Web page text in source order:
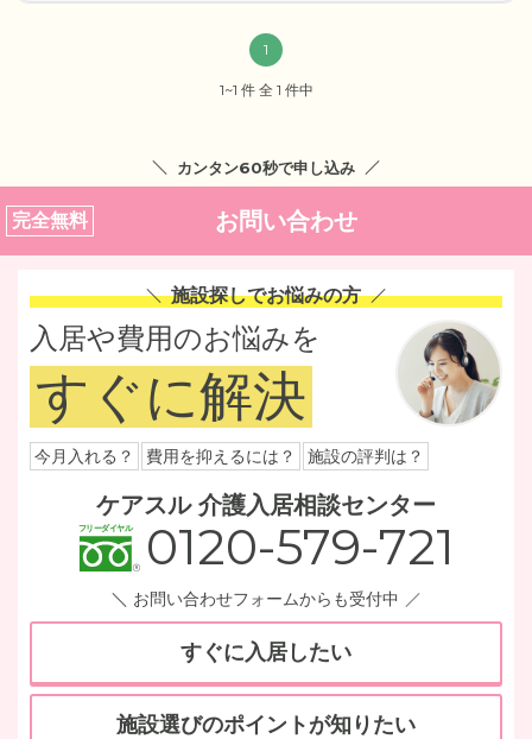
1
1~1 件 全 1 件中
カンタン60秒で申し込み
完全無料 お問い合わせ
施設探しでお悩みの方
入居や費用のお悩みを
すぐに解決
今月入れる？ 費用を抑えるには？ 施設の評判は？
ケアスル 介護入居相談センター
0120-579-721
お問い合わせフォームからも受付中
すぐに入居したい
施設選びのポイントが知りたい